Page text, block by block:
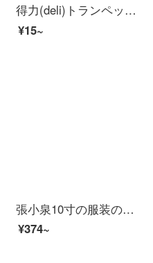
得力(deli)トランペット金属ケースオフィス用美工刀/カッターオフィス用品2053
¥15~
張小泉10寸の服装の裁断布のはさみの工業は高いマンガンの鋼の鍛造を切ってはさみのCC-10を裁断します。
¥374~